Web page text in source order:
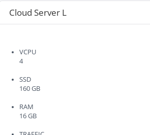
Cloud Server L
VCPU
4
SSD
160 GB
RAM
16 GB